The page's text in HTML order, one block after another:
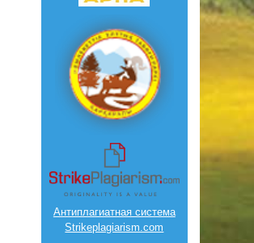
Антиплагиатная система
Strikeplagiarism.com